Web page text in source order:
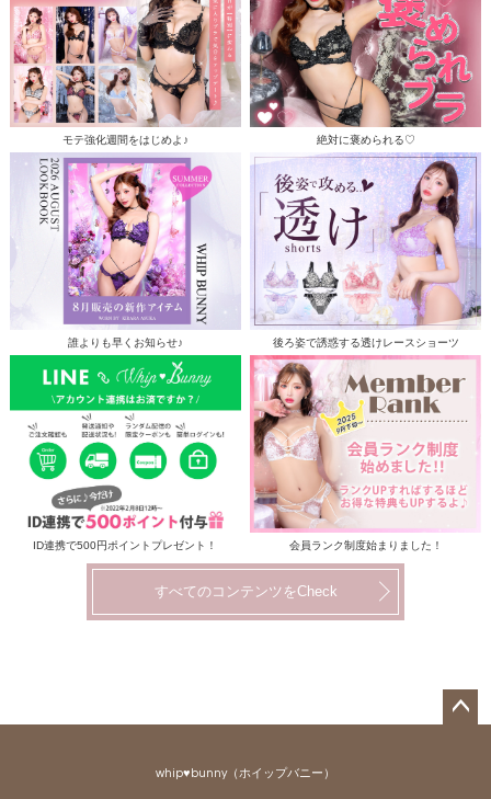
モテ強化週間をはじめよ♪ 絶対に褒められる♡
誰よりも早くお知らせ♪ 後ろ姿で誘惑する透けレースショーツ
ID連携で500円ポイントプレゼント！ 会員ランク制度始まりました！
すべてのコンテンツをCheck
whip♥bunny（ホイップバニー）